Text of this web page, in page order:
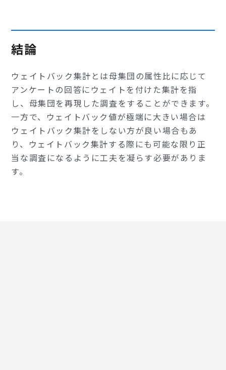
結論
ウェイトバック集計とは母集団の属性比に応じて
アンケートの回答にウェイトを付けた集計を指
し、母集団を再現した調査をすることができます。
一方で、ウェイトバック値が極端に大きい場合は
ウェイトバック集計をしない方が良い場合もあ
り、ウェイトバック集計する際にも可能な限り正
当な調査になるように工夫を凝らす必要がありま
す。